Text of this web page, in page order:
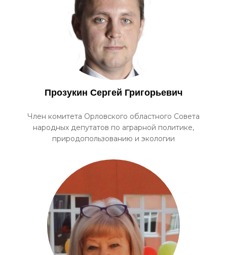
Прозукин Сергей Григорьевич
Член комитета Орловского областного Совета
народных депутатов по аграрной политике,
природопользованию и экологии